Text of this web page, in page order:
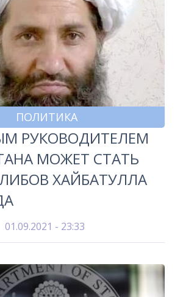
ПОЛИТИКА
РУКОВОДИТЕЛЕМ
МОЖЕТ СТАТЬ
ХАЙБАТУЛЛА
01.09.2021 - 23:33